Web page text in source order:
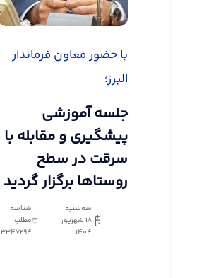
با حضور معاون فرماندار
البرز؛
جلسه آموزشی
پیشگیری و مقابله با
سرقت در سطح
روستاها برگزار گردید
سه‌شنبه
18 شهریور
1404
شناسه
مطلب:
3347294